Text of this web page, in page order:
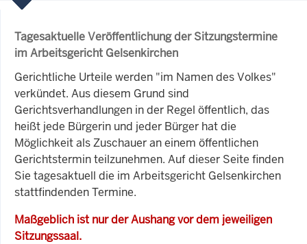
Tagesaktuelle Veröffentlichung der Sitzungstermine
im Arbeitsgericht Gelsenkirchen
Gerichtliche Urteile werden "im Namen des Volkes"
verkündet. Aus diesem Grund sind
Gerichtsverhandlungen in der Regel öffentlich, das
heißt jede Bürgerin und jeder Bürger hat die
Möglichkeit als Zuschauer an einem öffentlichen
Gerichtstermin teilzunehmen. Auf dieser Seite finden
Sie tagesaktuell die im Arbeitsgericht Gelsenkirchen
stattfindenden Termine.
Maßgeblich ist nur der Aushang vor dem jeweiligen
Sitzungssaal.